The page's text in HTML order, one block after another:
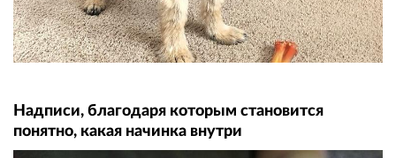
Надписи, благодаря которым становится
понятно, какая начинка внутри